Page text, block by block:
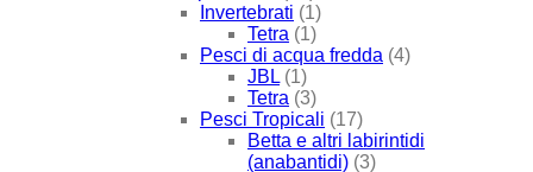
Invertebrati (1)
Tetra (1)
Pesci di acqua fredda (4)
JBL (1)
Tetra (3)
Pesci Tropicali (17)
Betta e altri labirintidi
(anabantidi) (3)